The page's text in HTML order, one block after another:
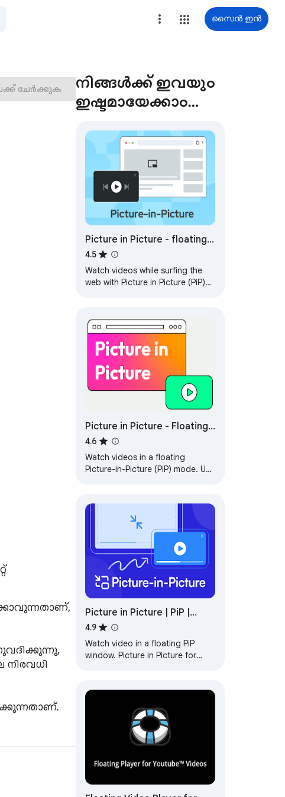
സൈൻ ഇൻ
ചേർക്കുക
നിങ്ങൾക്ക് ഇവയും
ഇഷ്ടമായേക്കാം…
Picture in Picture - floating
video player
4.5
Watch videos while surfing the
web with Picture in Picture (PiP)
Picture in Picture - Floating
Player (PiP)
4.6
Watch videos in a floating
Picture-in-Picture (PiP) mode. Use
online.
Picture in Picture | PiP |
Floating Player for Youtube
4.9
Watch video in a floating PiP
window. Picture in Picture for